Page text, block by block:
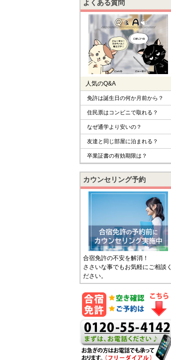
よくある質問
人気のQ&A
免許は誕生日の何か月前から？
住民票はコンビニで取れる？
なぜ通学より安いの？
友達と同じ部屋に泊まれる？
卒業証書の有効期限は？
カウンセリング予約
合宿免許の不安を解消！
ささいな事でもお気軽にご相談く
ださい。